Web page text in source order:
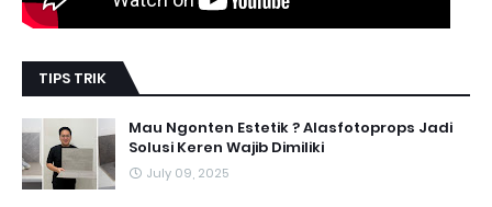
TIPS TRIK
Mau Ngonten Estetik ? Alasfotoprops Jadi
Solusi Keren Wajib Dimiliki
July 09, 2025